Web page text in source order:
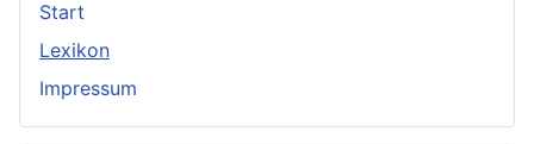
Start
Lexikon
Impressum